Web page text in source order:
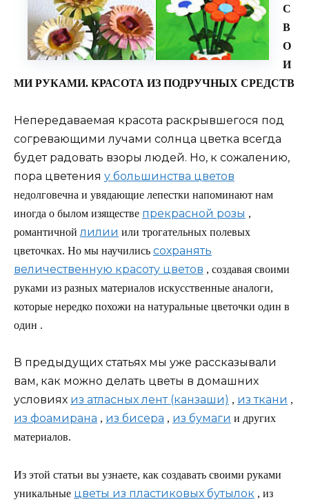
С
В
О
И
МИ РУКАМИ. КРАСОТА ИЗ ПОДРУЧНЫХ СРЕДСТВ
Непередаваемая красота раскрывшегося под
согревающими лучами солнца цветка всегда
будет радовать взоры людей. Но, к сожалению,
пора цветения у большинства цветов
недолговечна и увядающие лепестки напоминают нам
иногда о былом изяществе прекрасной розы ,
романтичной лилии или трогательных полевых
цветочках. Но мы научились сохранять
величественную красоту цветов , создавая своими
руками из разных материалов искусственные аналоги,
которые нередко похожи на натуральные цветочки один в
один .
В предыдущих статьях мы уже рассказывали
вам, как можно делать цветы в домашних
условиях из атласных лент (канзаши) , из ткани ,
из фоамирана , из бисера , из бумаги и других
материалов.
Из этой статьи вы узнаете, как создавать своими руками
уникальные цветы из пластиковых бутылок , из